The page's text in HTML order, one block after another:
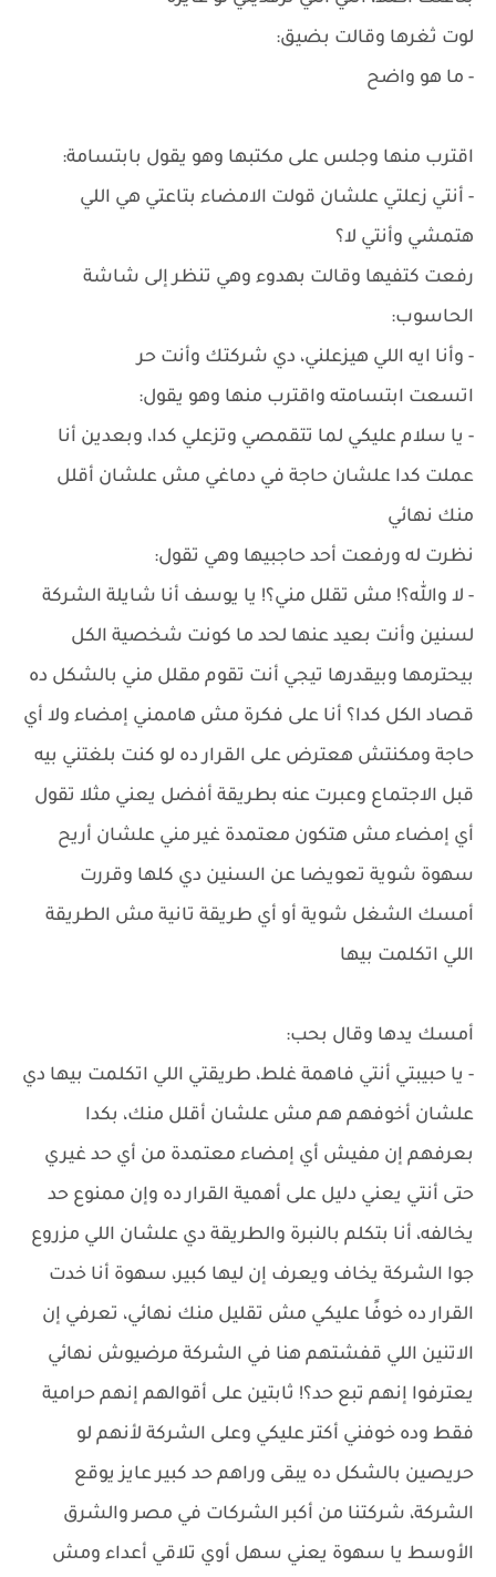
لوت ثغرها وقالت بضيق:
- ما هو واضح
اقترب منها وجلس على مكتبها وهو يقول بابتسامة:
- أنتي زعلتي علشان قولت الامضاء بتاعتي هي اللي
هتمشي وأنتي لا؟
رفعت كتفيها وقالت بهدوء وهي تنظر إلى شاشة
الحاسوب:
- وأنا ايه اللي هيزعلني، دي شركتك وأنت حر
اتسعت ابتسامته واقترب منها وهو يقول:
- يا سلام عليكي لما تتقمصي وتزعلي كدا، وبعدين أنا
عملت كدا علشان حاجة في دماغي مش علشان أقلل
منك نهائي
نظرت له ورفعت أحد حاجبيها وهي تقول:
- لا والله؟! مش تقلل مني؟! يا يوسف أنا شايلة الشركة
لسنين وأنت بعيد عنها لحد ما كونت شخصية الكل
بيحترمها وبيقدرها تيجي أنت تقوم مقلل مني بالشكل ده
قصاد الكل كدا؟ أنا على فكرة مش هاممني إمضاء ولا أي
حاجة ومكنتش هعترض على القرار ده لو كنت بلغتني بيه
قبل الاجتماع وعبرت عنه بطريقة أفضل يعني مثلا تقول
أي إمضاء مش هتكون معتمدة غير مني علشان أريح
سهوة شوية تعويضا عن السنين دي كلها وقررت
أمسك الشغل شوية أو أي طريقة تانية مش الطريقة
اللي اتكلمت بيها
أمسك يدها وقال بحب:
- يا حبيبتي أنتي فاهمة غلط، طريقتي اللي اتكلمت بيها دي
علشان أخوفهم هم مش علشان أقلل منك، بكدا
بعرفهم إن مفيش أي إمضاء معتمدة من أي حد غيري
حتى أنتي يعني دليل على أهمية القرار ده وإن ممنوع حد
يخالفه، أنا بتكلم بالنبرة والطريقة دي علشان اللي مزروع
جوا الشركة يخاف ويعرف إن ليها كبير، سهوة أنا خدت
القرار ده خوفًا عليكي مش تقليل منك نهائي، تعرفي إن
الاتنين اللي قفشتهم هنا في الشركة مرضيوش نهائي
يعترفوا إنهم تبع حد؟! ثابتين على أقوالهم إنهم حرامية
فقط وده خوفني أكتر عليكي وعلى الشركة لأنهم لو
حريصين بالشكل ده يبقى وراهم حد كبير عايز يوقع
الشركة، شركتنا من أكبر الشركات في مصر والشرق
الأوسط يا سهوة يعني سهل أوي تلاقي أعداء ومش